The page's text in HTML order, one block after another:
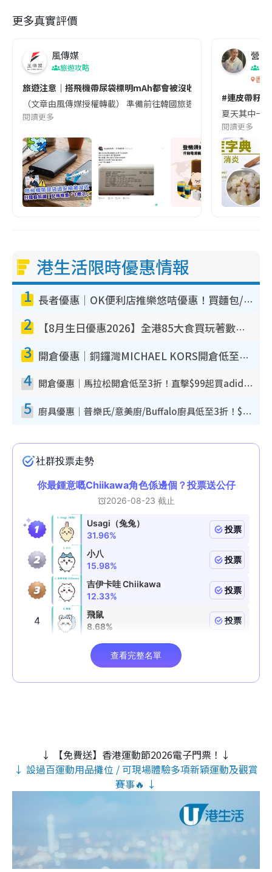
更多真實評價
風傳媒
旅遊攻略
旅遊注意｜搭飛機帶尿袋標明mAh都會被沒收😱出發前切記檢查
（文章由風傳媒授權轉載） 準備前往韓國旅遊的民眾，近期要
閱讀更多
營養
香港
#連皮帶籽
夏天其中一
閱讀更多
港生活限時優惠情報
1 長者優惠｜OK便利店推樂悠咭優惠！買麵包/牛奶/保健品拍卡即減
2 【8月生日優惠2026】全港85大食買玩著數攻略 自助餐/火鍋放題同行免費＋誠品/DONKI送現金券
3 開倉優惠｜銅鑼灣MICHAEL KORS開倉低至17折！直擊$500起買手袋/銀包/鞋款 必買經典Jet Set系列
4 開倉優惠｜馬拉松開倉低至3折！直擊$99起買adidas／New Balance／Puma鞋款 STANLEY保溫杯劈價至$119起
5 廚具優惠｜普樂氏/意美廚/Buffalo廚具低至3折！$89起買煎鍋／炒鑊／個人鍋 同場小家電激減至$99起
↓ 【免費送】香港運動節2026電子門票！↓
↓ 設過百運動用品攤位 / 可現場體驗多項新穎運動及觀賞
賽事🔥 ↓